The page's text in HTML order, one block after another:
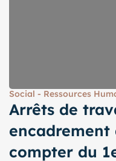
Social - Ressources
Arrêts de
encadrement
compter du